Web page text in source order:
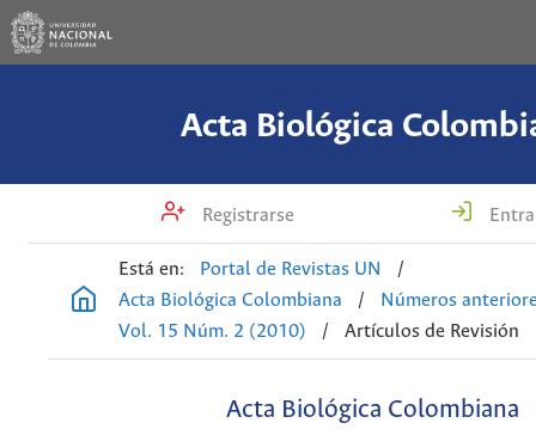
Acta Biológica
Registrarse
Está en: Portal de Revistas UN
/
Acta Biológica Colombiana
/
Números
Vol. 15 Núm. 2 (2010)
/ Artículos de Revisión
Acta Biológica Colombiana